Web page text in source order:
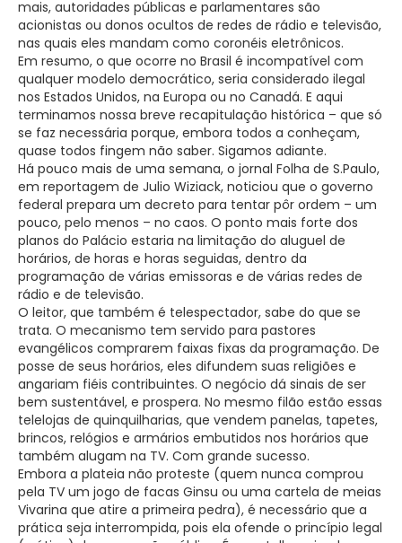
mais, autoridades públicas e parlamentares são
acionistas ou donos ocultos de redes de rádio e televisão,
nas quais eles mandam como coronéis eletrônicos.
Em resumo, o que ocorre no Brasil é incompatível com
qualquer modelo democrático, seria considerado ilegal
nos Estados Unidos, na Europa ou no Canadá. E aqui
terminamos nossa breve recapitulação histórica – que só
se faz necessária porque, embora todos a conheçam,
quase todos fingem não saber. Sigamos adiante.
Há pouco mais de uma semana, o jornal Folha de S.Paulo,
em reportagem de Julio Wiziack, noticiou que o governo
federal prepara um decreto para tentar pôr ordem – um
pouco, pelo menos – no caos. O ponto mais forte dos
planos do Palácio estaria na limitação do aluguel de
horários, de horas e horas seguidas, dentro da
programação de várias emissoras e de várias redes de
rádio e de televisão.
O leitor, que também é telespectador, sabe do que se
trata. O mecanismo tem servido para pastores
evangélicos comprarem faixas fixas da programação. De
posse de seus horários, eles difundem suas religiões e
angariam fiéis contribuintes. O negócio dá sinais de ser
bem sustentável, e prospera. No mesmo filão estão essas
telelojas de quinquilharias, que vendem panelas, tapetes,
brincos, relógios e armários embutidos nos horários que
também alugam na TV. Com grande sucesso.
Embora a plateia não proteste (quem nunca comprou
pela TV um jogo de facas Ginsu ou uma cartela de meias
Vivarina que atire a primeira pedra), é necessário que a
prática seja interrompida, pois ela ofende o princípio legal